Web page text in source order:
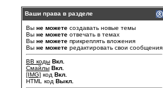
Ваши права в разделе
Вы не можете создавать новые темы
Вы не можете отвечать в темах
Вы не можете прикреплять вложения
Вы не можете редактировать свои сообщения
BB коды Вкл.
Смайлы Вкл.
[IMG] код Вкл.
HTML код Выкл.